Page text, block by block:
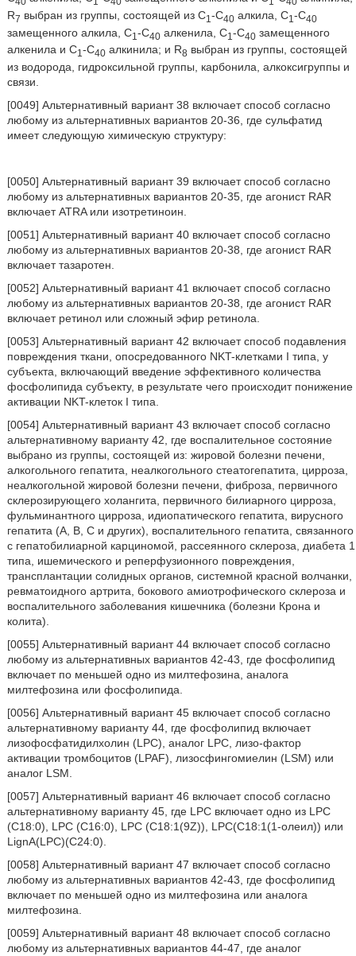
R7 выбран из группы, состоящей из С1 -С40алкила, С1 -С40
замещенного алкила, С1 -С40алкенила, С1 -С40замещенного
алкенила и C1 -С40алкинила; и R8 выбран из группы, состоящей
из водорода, гидроксильной группы, карбонила, алкоксигруппы и
связи.
[0049] Альтернативный вариант 38 включает способ согласно
любому из альтернативных вариантов 20-36, где сульфатид
имеет следующую химическую структуру:
[0050] Альтернативный вариант 39 включает способ согласно
любому из альтернативных вариантов 20-35, где агонист RAR
включает ATRA или изотретиноин.
[0051] Альтернативный вариант 40 включает способ согласно
любому из альтернативных вариантов 20-38, где агонист RAR
включает тазаротен.
[0052] Альтернативный вариант 41 включает способ согласно
любому из альтернативных вариантов 20-38, где агонист RAR
включает ретинол или сложный эфир ретинола.
[0053] Альтернативный вариант 42 включает способ подавления
повреждения ткани, опосредованного NKT-клетками I типа, у
субъекта, включающий введение эффективного количества
фосфолипида субъекту, в результате чего происходит понижение
активации NKT-клеток I типа.
[0054] Альтернативный вариант 43 включает способ согласно
альтернативному варианту 42, где воспалительное состояние
выбрано из группы, состоящей из: жировой болезни печени,
алкогольного гепатита, неалкогольного стеатогепатита, цирроза,
неалкогольной жировой болезни печени, фиброза, первичного
склерозирующего холангита, первичного билиарного цирроза,
фульминантного цирроза, идиопатического гепатита, вирусного
гепатита (А, В, С и других), воспалительного гепатита, связанного
с гепатобилиарной карциномой, рассеянного склероза, диабета 1
типа, ишемического и реперфузионного повреждения,
трансплантации солидных органов, системной красной волчанки,
ревматоидного артрита, бокового амиотрофического склероза и
воспалительного заболевания кишечника (болезни Крона и
колита).
[0055] Альтернативный вариант 44 включает способ согласно
любому из альтернативных вариантов 42-43, где фосфолипид
включает по меньшей одно из милтефозина, аналога
милтефозина или фосфолипида.
[0056] Альтернативный вариант 45 включает способ согласно
альтернативному варианту 44, где фосфолипид включает
лизофосфатидилхолин (LPC), аналог LPC, лизо-фактор
активации тромбоцитов (LPAF), лизосфингомиелин (LSM) или
аналог LSM.
[0057] Альтернативный вариант 46 включает способ согласно
альтернативному варианту 45, где LPC включает одно из LPC
(С18:0), LPC (С16:0), LPC (C18:1(9Z)), LPC(С18:1(1-олеил)) или
LignA(LPC)(C24:0).
[0058] Альтернативный вариант 47 включает способ согласно
любому из альтернативных вариантов 42-43, где фосфолипид
включает по меньшей одно из милтефозина или аналога
милтефозина.
[0059] Альтернативный вариант 48 включает способ согласно
любому из альтернативных вариантов 44-47, где аналог